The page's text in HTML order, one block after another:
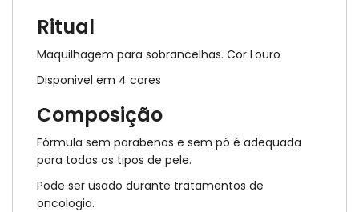
Ritual
Maquilhagem para sobrancelhas. Cor Louro
Disponivel em 4 cores
Composição
Fórmula sem parabenos e sem pó é adequada
para todos os tipos de pele.
Pode ser usado durante tratamentos de
oncologia.